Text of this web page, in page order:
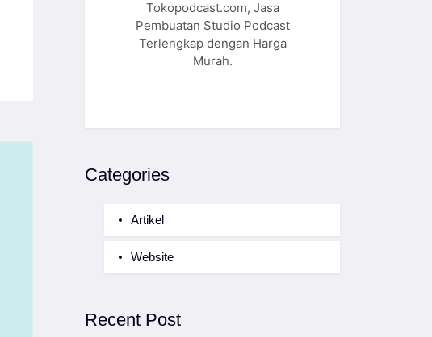
Tokopodcast.com, Jasa
Pembuatan Studio Podcast
Terlengkap dengan Harga
Murah.
Categories
Artikel
Website
Recent Post